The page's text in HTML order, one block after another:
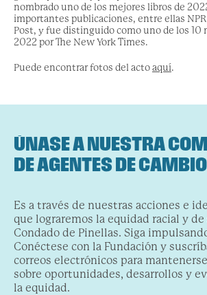
nombrado uno de los mejores libros de
importantes publicaciones, entre ellas
Post, y fue distinguido como uno de los 10
2022 por The New York Times.
Puede encontrar fotos del actoaquí.
ÚNASE A NUESTRA
DE AGENTES DE CAMBIO
Es a través de nuestras acciones e
que lograremos la equidad racial y de
Condado de Pinellas. Siga
Conéctese con la Fundación y
correos electrónicos para
sobre oportunidades, desarrollos y
la equidad.